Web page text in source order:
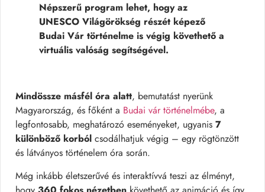
Népszerű program lehet, hogy az
UNESCO Világörökség részét képező
Budai Vár történelme is végig követhető a
virtuális valóság segítségével.
Mindössze másfél óra alatt, bemutatást nyerünk
Magyarország, és főként a Budai vár történelmébe, a
legfontosabb, meghatározó eseményeket, ugyanis 7
különböző korból csodálhatjuk végig – egy rögtönzött
és látványos történelem óra során.
Még inkább életszerűvé és interaktívvá teszi az élményt,